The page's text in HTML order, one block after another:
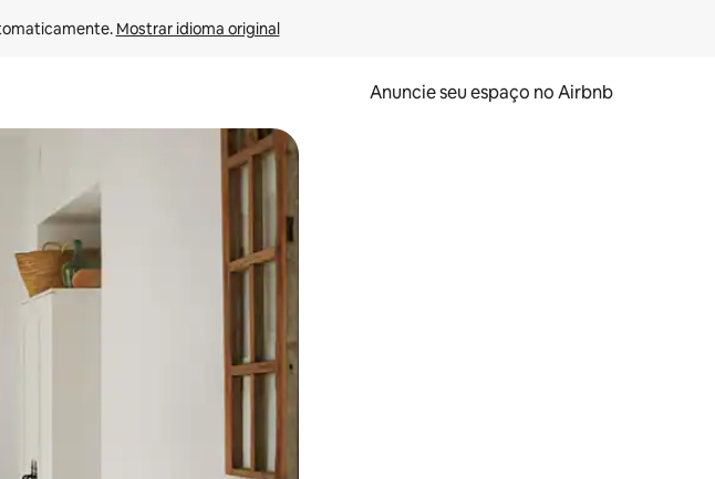
Mostrar idioma original
Anuncie seu espaço no Airbnb
do teclado ou tocando e deslizando o dedo na tela.